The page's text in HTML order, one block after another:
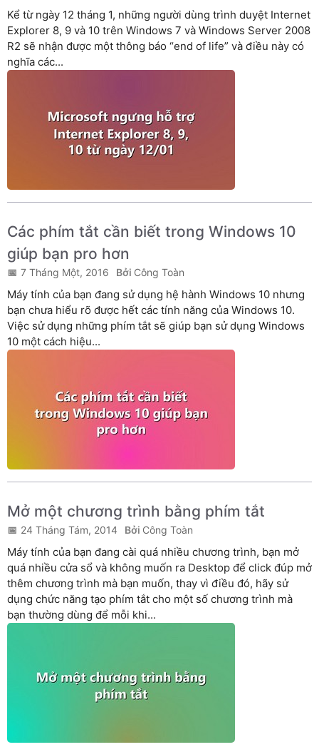
Kể từ ngày 12 tháng 1, những người dùng trình duyệt Internet
Explorer 8, 9 và 10 trên Windows 7 và Windows Server 2008
R2 sẽ nhận được một thông báo “end of life” và điều này có
nghĩa các...
Các phím tắt cần biết trong Windows 10
giúp bạn pro hơn
7 Tháng Một, 2016 Công Toàn
Máy tính của bạn đang sử dụng hệ hành Windows 10 nhưng
bạn chưa hiểu rõ được hết các tính năng của Windows 10.
Việc sử dụng những phím tắt sẽ giúp bạn sử dụng Windows
10 một cách hiệu...
Mở một chương trình bằng phím tắt
24 Tháng Tám, 2014 Công Toàn
Máy tính của bạn đang cài quá nhiều chương trình, bạn mở
quá nhiều cửa sổ và không muốn ra Desktop để click đúp mở
thêm chương trình mà bạn muốn, thay vì điều đó, hãy sử
dụng chức năng tạo phím tắt cho một số chương trình mà
bạn thường dùng để mỗi khi...